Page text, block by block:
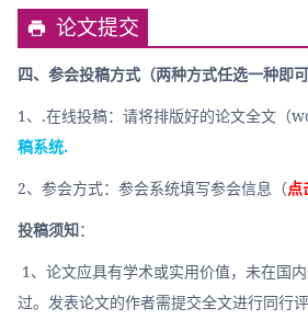
论文提交
四、参会投稿方式（两种方式任选一种即可
1、.在线投稿：请将排版好的论文全文（
稿系统.
2、参会方式：参会系统填写参会信息（点
投稿须知：
过。发表论文的作者需提交全文进行同行